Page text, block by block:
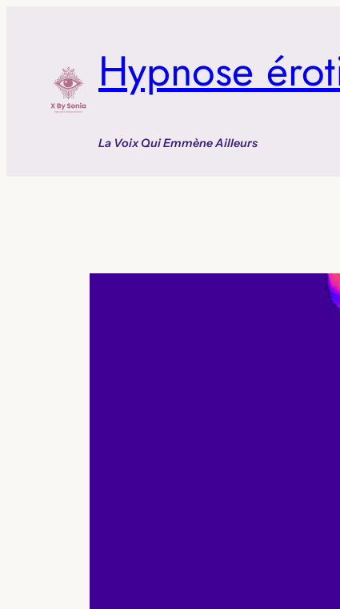
Hypnose
La Voix Qui Emmène Ailleurs